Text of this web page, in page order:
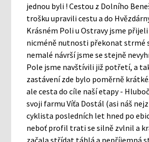
jednou byli ! Cestou z Dolního
trošku upravili cestu a do
Krásném Poli u Ostravy jsme
nicméně nutnosti překonat strmé
nemalé návrší jsme se stejně
Pole jsme navštívili již potřetí, a
zastávení zde bylo poměrně
ale cesta do cíle naší etapy -
svoji farmu Víťa Dostál (asi náš
cyklista posledních let hned po
neboť profil trati se silně zvlnil a
začala střídat táhlá a nepříjemná